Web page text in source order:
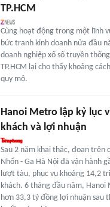
TP.HCM
Cùng hoạt động trong một lĩnh
bức tranh kinh doanh nửa đầu
doanh nghiệp xổ số truyền
TP.HCM lại cho thấy khoảng
quy mô.
Hanoi Metro lập kỷ lục
khách và lợi nhuận
Sau 2 năm khai thác, đoạn trên
Nhổn - Ga Hà Nội đã vận hành
lượt tàu, phục vụ khoảng 14,2
khách. 6 tháng đầu năm,
hơn 33,3 tỷ đồng lợi nhuận sau